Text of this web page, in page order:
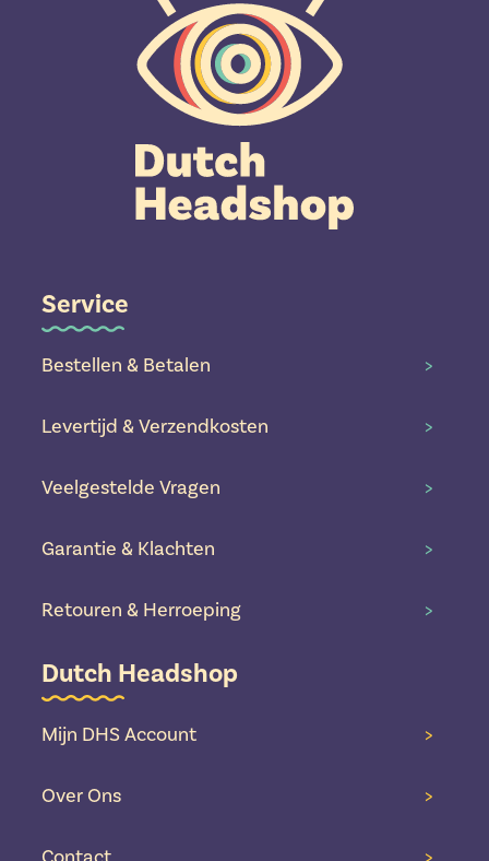
Service
Bestellen & Betalen >
Levertijd & Verzendkosten >
Veelgestelde Vragen >
Garantie & Klachten >
Retouren & Herroeping >
Dutch Headshop
Mijn DHS Account >
Over Ons >